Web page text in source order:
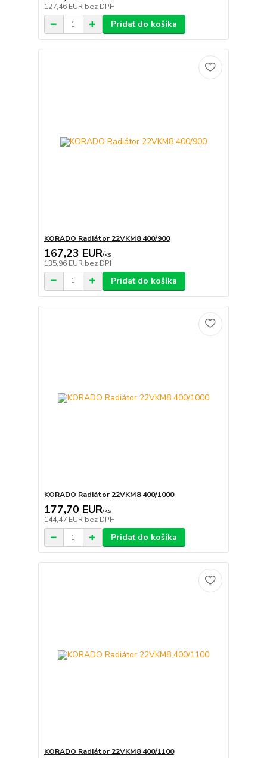
127,46 EUR bez DPH
Pridať do košíka
KORADO Radiátor 22VKM8 400/900
167,23 EUR/ks
135,96 EUR bez DPH
Pridať do košíka
KORADO Radiátor 22VKM8 400/1000
177,70 EUR/ks
144,47 EUR bez DPH
Pridať do košíka
KORADO Radiátor 22VKM8 400/1100